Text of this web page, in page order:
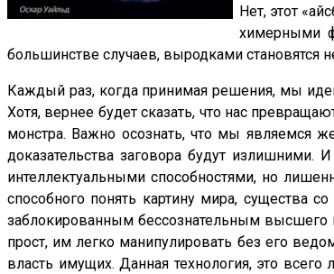
Нет, этот
химерными
большинстве случаев, выродками становятся
Каждый раз, когда принимая решения, мы
Хотя, вернее будет сказать, что нас
монстра. Важно осознать, что мы являемся
доказательства заговора будут излишними.
интеллектуальными способностями, но
способного понять картину мира, существа
заблокированным бессознательным высшего
прост, им легко манипулировать без его
власть имущих. Данная технология, это